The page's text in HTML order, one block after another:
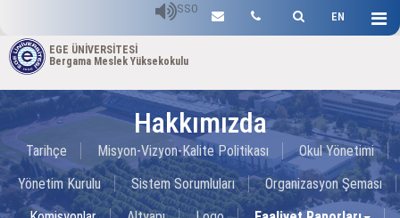
EN
SSO
EGE ÜNİVERSİTESİ
Bergama Meslek Yüksekokulu
Hakkımızda
Tarihçe Misyon-Vizyon-Kalite Politikası
Okul Yönetimi
Yönetim Kurulu
Sistem Sorumluları
Organizasyon Şeması